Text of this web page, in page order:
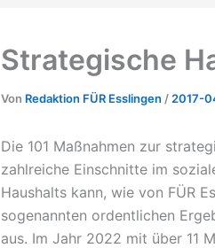
Strategische
Von Redaktion FÜR Esslingen / 2017-
Die 101 Maßnahmen zur
zahlreiche Einschnitte im
Haushalts kann, wie von FÜR
sogenannten ordentlichen
aus. Im Jahr 2022 mit über 11